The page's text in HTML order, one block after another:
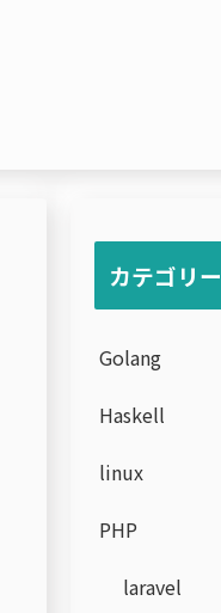
カテゴリー
Golang
Haskell
linux
PHP
laravel